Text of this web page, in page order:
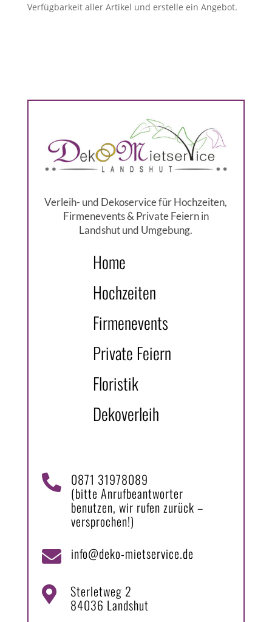
Verfügbarkeit aller Artikel und erstelle ein Angebot.
Verleih- und Dekoservice für Hochzeiten,
Firmenevents & Private Feiern in
Landshut und Umgebung.
Home
Hochzeiten
Firmenevents
Private Feiern
Floristik
Dekoverleih
 0871 31978089
(bitte Anrufbeantworter
benutzen, wir rufen zurück –
versprochen!)
 info@deko-mietservice.de
 Sterletweg 2
84036 Landshut